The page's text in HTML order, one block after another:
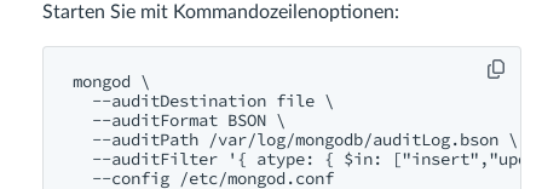
Starten Sie mit Kommandozeilenoptionen:
mongod \
  --auditDestination file \
  --auditFormat BSON \
  --auditPath /var/log/mongodb/auditLog.bson \
--auditFilter '{ atype: { $in: